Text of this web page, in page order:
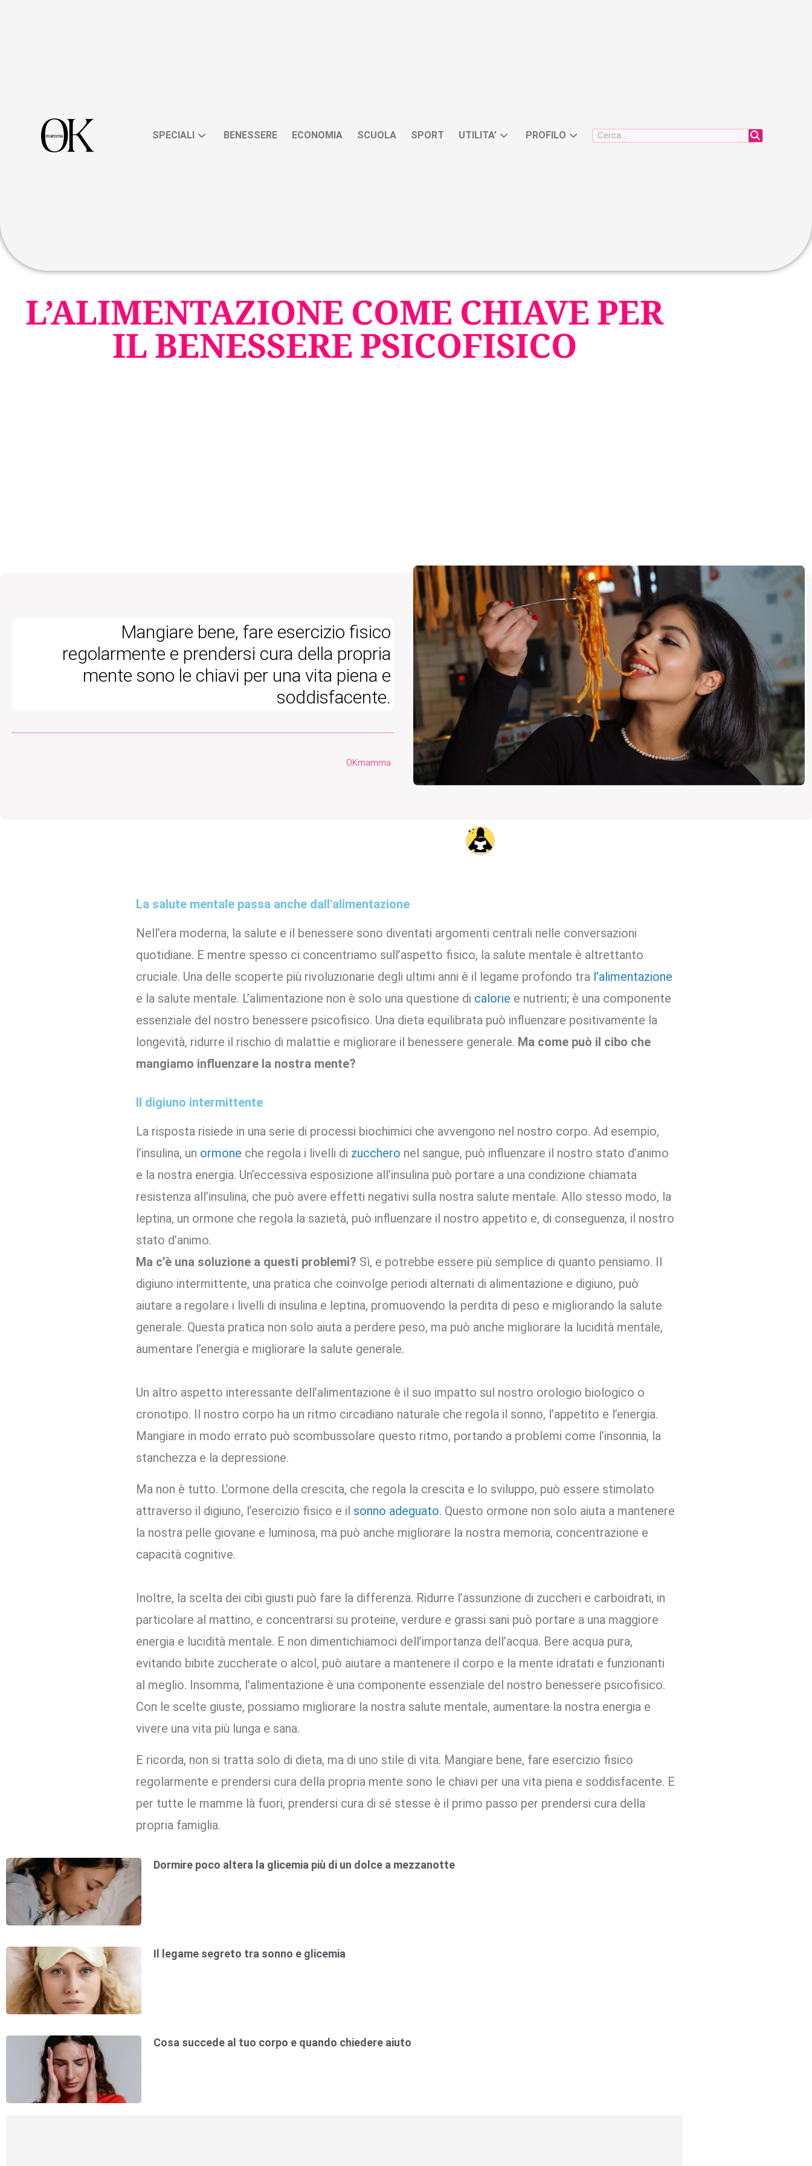
SPECIALI BENESSERE ECONOMIA SCUOLA SPORT UTILITA’ PROFILO
L’ALIMENTAZIONE COME CHIAVE PER
IL BENESSERE PSICOFISICO
Mangiare bene, fare esercizio fisico
regolarmente e prendersi cura della propria
mente sono le chiavi per una vita piena e
soddisfacente.
OKmamma
La salute mentale passa anche dall'alimentazione
Nell’era moderna, la salute e il benessere sono diventati argomenti centrali nelle conversazioni
quotidiane. E mentre spesso ci concentriamo sull’aspetto fisico, la salute mentale è altrettanto
cruciale. Una delle scoperte più rivoluzionarie degli ultimi anni è il legame profondo tra l’alimentazione
e la salute mentale. L’alimentazione non è solo una questione di calorie e nutrienti; è una componente
essenziale del nostro benessere psicofisico. Una dieta equilibrata può influenzare positivamente la
longevità, ridurre il rischio di malattie e migliorare il benessere generale. Ma come può il cibo che
mangiamo influenzare la nostra mente?
Il digiuno intermittente
La risposta risiede in una serie di processi biochimici che avvengono nel nostro corpo. Ad esempio,
l’insulina, un ormone che regola i livelli di zucchero nel sangue, può influenzare il nostro stato d’animo
e la nostra energia. Un’eccessiva esposizione all’insulina può portare a una condizione chiamata
resistenza all’insulina, che può avere effetti negativi sulla nostra salute mentale. Allo stesso modo, la
leptina, un ormone che regola la sazietà, può influenzare il nostro appetito e, di conseguenza, il nostro
stato d’animo.
Ma c’è una soluzione a questi problemi? Sì, e potrebbe essere più semplice di quanto pensiamo. Il
digiuno intermittente, una pratica che coinvolge periodi alternati di alimentazione e digiuno, può
aiutare a regolare i livelli di insulina e leptina, promuovendo la perdita di peso e migliorando la salute
generale. Questa pratica non solo aiuta a perdere peso, ma può anche migliorare la lucidità mentale,
aumentare l’energia e migliorare la salute generale.
Un altro aspetto interessante dell’alimentazione è il suo impatto sul nostro orologio biologico o
cronotipo. Il nostro corpo ha un ritmo circadiano naturale che regola il sonno, l’appetito e l’energia.
Mangiare in modo errato può scombussolare questo ritmo, portando a problemi come l’insonnia, la
stanchezza e la depressione.
Ma non è tutto. L’ormone della crescita, che regola la crescita e lo sviluppo, può essere stimolato
attraverso il digiuno, l’esercizio fisico e il sonno adeguato. Questo ormone non solo aiuta a mantenere
la nostra pelle giovane e luminosa, ma può anche migliorare la nostra memoria, concentrazione e
capacità cognitive.
Inoltre, la scelta dei cibi giusti può fare la differenza. Ridurre l’assunzione di zuccheri e carboidrati, in
particolare al mattino, e concentrarsi su proteine, verdure e grassi sani può portare a una maggiore
energia e lucidità mentale. E non dimentichiamoci dell’importanza dell’acqua. Bere acqua pura,
evitando bibite zuccherate o alcol, può aiutare a mantenere il corpo e la mente idratati e funzionanti
al meglio. Insomma, l’alimentazione è una componente essenziale del nostro benessere psicofisico.
Con le scelte giuste, possiamo migliorare la nostra salute mentale, aumentare la nostra energia e
vivere una vita più lunga e sana.
E ricorda, non si tratta solo di dieta, ma di uno stile di vita. Mangiare bene, fare esercizio fisico
regolarmente e prendersi cura della propria mente sono le chiavi per una vita piena e soddisfacente. E
per tutte le mamme là fuori, prendersi cura di sé stesse è il primo passo per prendersi cura della
propria famiglia.
Dormire poco altera la glicemia più di un dolce a mezzanotte
Il legame segreto tra sonno e glicemia
Cosa succede al tuo corpo e quando chiedere aiuto